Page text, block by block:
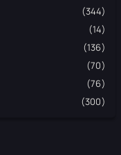
(344)
(14)
(136)
(70)
(76)
(300)